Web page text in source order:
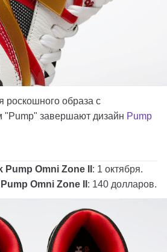
роскошного образа с
завершают дизайн Pump
Pump Omni Zone II: 1 октября.
Omni Zone II: 140 долларов.